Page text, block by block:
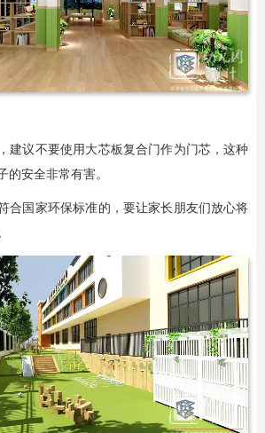
建议不要使用大芯板复合门作为门芯，这种
的安全非常有害。
合国家环保标准的，要让家长朋友们放心将